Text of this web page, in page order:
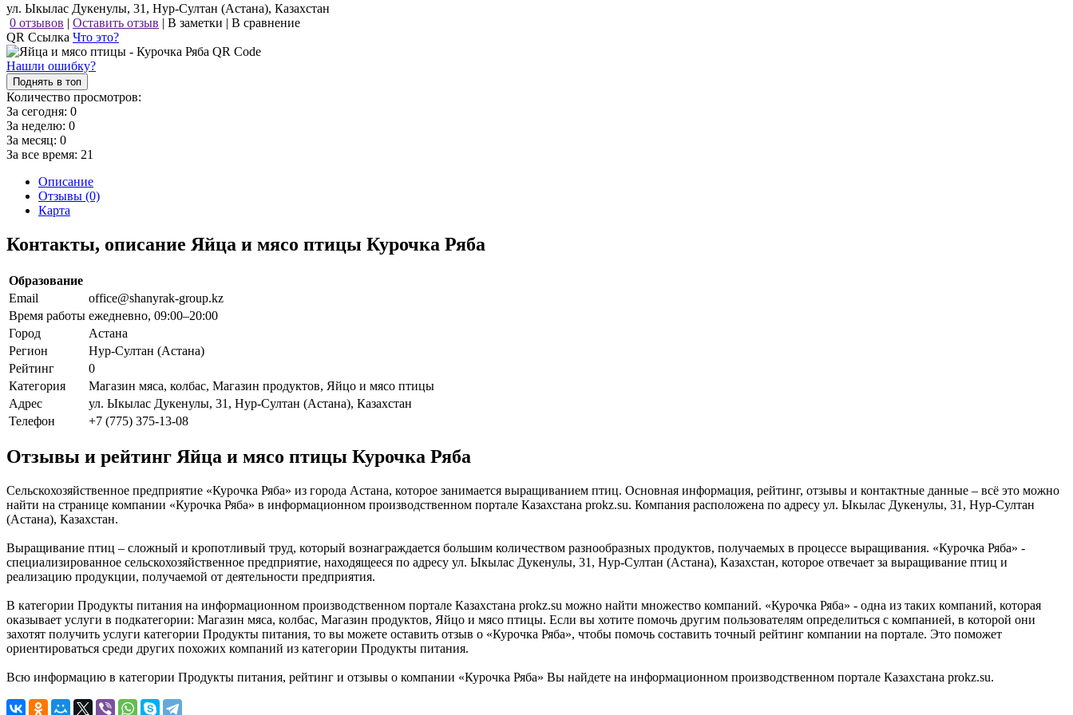
ул. Ыкылас Дукенулы, 31, Нур-Султан (Астана), Казахстан
0 отзывов | Оставить отзыв | В заметки | В сравнение
QR Ссылка Что это?
Нашли ошибку?
Поднять в топ
Количество просмотров:
За сегодня: 0
За неделю: 0
За месяц: 0
За все время: 21
Описание
Отзывы (0)
Карта
Контакты, описание Яйца и мясо птицы Курочка Ряба
Образование
Email
office@shanyrak-group.kz
Время работы ежедневно, 09:00–20:00
Город
Астана
Регион
Нур-Султан (Астана)
Рейтинг
0
Категория
Магазин мяса, колбас, Магазин продуктов, Яйцо и мясо птицы
Адрес
ул. Ыкылас Дукенулы, 31, Нур-Султан (Астана), Казахстан
Телефон
+7 (775) 375-13-08
Отзывы и рейтинг Яйца и мясо птицы Курочка Ряба
Сельскохозяйственное предприятие «Курочка Ряба» из города Астана, которое занимается выращиванием птиц. Основная информация, рейтинг, отзывы и контактные данные – всё это можно
найти на странице компании «Курочка Ряба» в информационном производственном портале Казахстана prokz.su. Компания расположена по адресу ул. Ыкылас Дукенулы, 31, Нур-Султан
(Астана), Казахстан.
Выращивание птиц – сложный и кропотливый труд, который вознаграждается большим количеством разнообразных продуктов, получаемых в процессе выращивания. «Курочка Ряба» -
специализированное сельскохозяйственное предприятие, находящееся по адресу ул. Ыкылас Дукенулы, 31, Нур-Султан (Астана), Казахстан, которое отвечает за выращивание птиц и
реализацию продукции, получаемой от деятельности предприятия.
В категории Продукты питания на информационном производственном портале Казахстана prokz.su можно найти множество компаний. «Курочка Ряба» - одна из таких компаний, которая
оказывает услуги в подкатегории: Магазин мяса, колбас, Магазин продуктов, Яйцо и мясо птицы. Если вы хотите помочь другим пользователям определиться с компанией, в которой они
захотят получить услуги категории Продукты питания, то вы можете оставить отзыв о «Курочка Ряба», чтобы помочь составить точный рейтинг компании на портале. Это поможет
ориентироваться среди других похожих компаний из категории Продукты питания.
Всю информацию в категории Продукты питания, рейтинг и отзывы о компании «Курочка Ряба» Вы найдете на информационном производственном портале Казахстана prokz.su.